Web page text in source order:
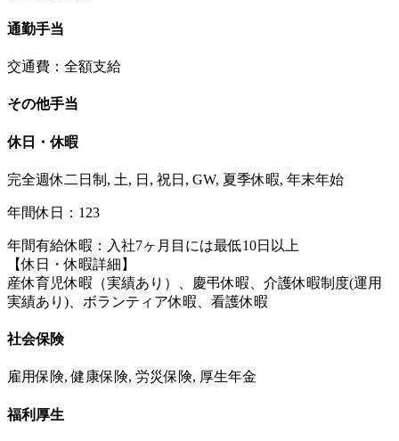
通勤手当
交通費：全額支給
その他手当
休日・休暇
完全週休二日制, 土, 日, 祝日, GW, 夏季休暇, 年末年始
年間休日：123
年間有給休暇：入社7ヶ月目には最低10日以上
【休日・休暇詳細】
産休育児休暇（実績あり）、慶弔休暇、介護休暇制度(運用
実績あり)、ボランティア休暇、看護休暇
社会保険
雇用保険, 健康保険, 労災保険, 厚生年金
福利厚生